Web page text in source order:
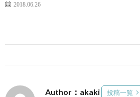
2018.06.26
Author：akaki 投稿一覧